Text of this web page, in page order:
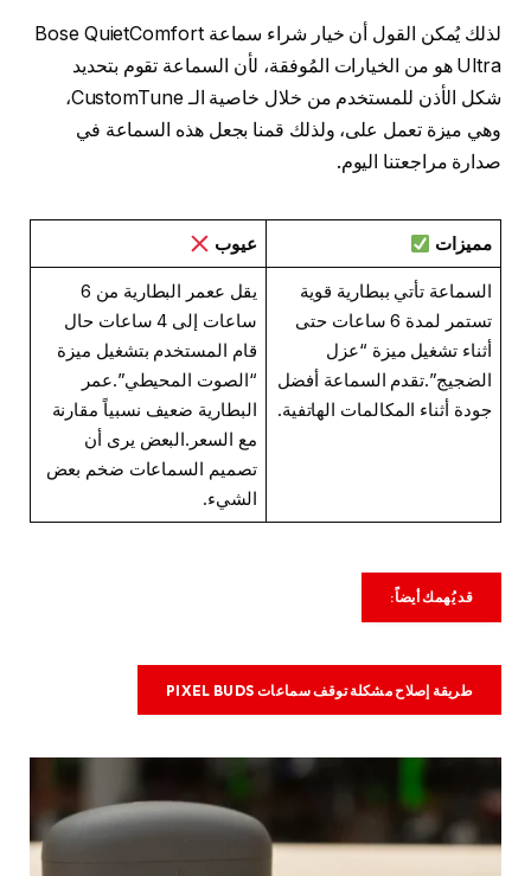
لذلك يُمكن القول أن خيار شراء سماعة Bose QuietComfort
Ultra هو من الخيارات المُوفقة، لأن السماعة تقوم بتحديد
شكل الأذن للمستخدم من خلال خاصية الـ CustomTune،
وهي ميزة تعمل على، ولذلك قمنا بجعل هذه السماعة في
صدارة مراجعتنا اليوم.
مميزات عيوب
السماعة تأتي ببطارية قوية
تستمر لمدة 6 ساعات حتى
أثناء تشغيل ميزة “عزل
الضجيج”.تقدم السماعة أفضل
جودة أثناء المكالمات الهاتفية.
يقل ععمر البطارية من 6
ساعات إلى 4 ساعات حال
قام المستخدم بتشغيل ميزة
“الصوت المحيطي”.عمر
البطارية ضعيف نسبياً مقارنة
مع السعر.البعض يرى أن
تصميم السماعات ضخم بعض
الشيء.
قد يُهمك أيضاً:
طريقة إصلاح مشكلة توقف سماعات PIXEL BUDS